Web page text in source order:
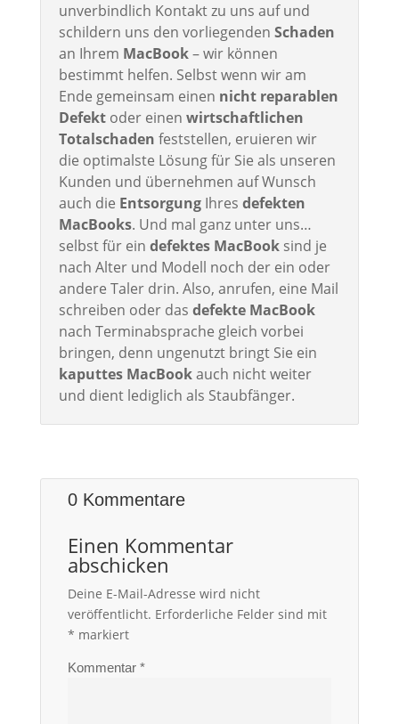
unverbindlich Kontakt zu uns auf und
schildern uns den vorliegenden Schaden
an Ihrem MacBook– wir können
bestimmt helfen. Selbst wenn wir am
Ende gemeinsam einen nicht reparablen
Defektoder einen wirtschaftlichen
Totalschaden feststellen, eruieren wir
die optimalste Lösung für Sie als unseren
Kunden und übernehmen auf Wunsch
auch die EntsorgungIhres defekten
MacBooks. Und mal ganz unter uns…
selbst für ein defektes MacBooksind je
nach Alter und Modell noch der ein oder
andere Taler drin. Also, anrufen, eine Mail
schreiben oder das defekte MacBook
nach Terminabsprache gleich vorbei
bringen, denn ungenutzt bringt Sie ein
kaputtes MacBookauch nicht weiter
und dient lediglich als Staubfänger.
0 Kommentare
Einen Kommentar
abschicken
Deine E-Mail-Adresse wird nicht
veröffentlicht. Erforderliche Felder sind mit
* markiert
Kommentar *